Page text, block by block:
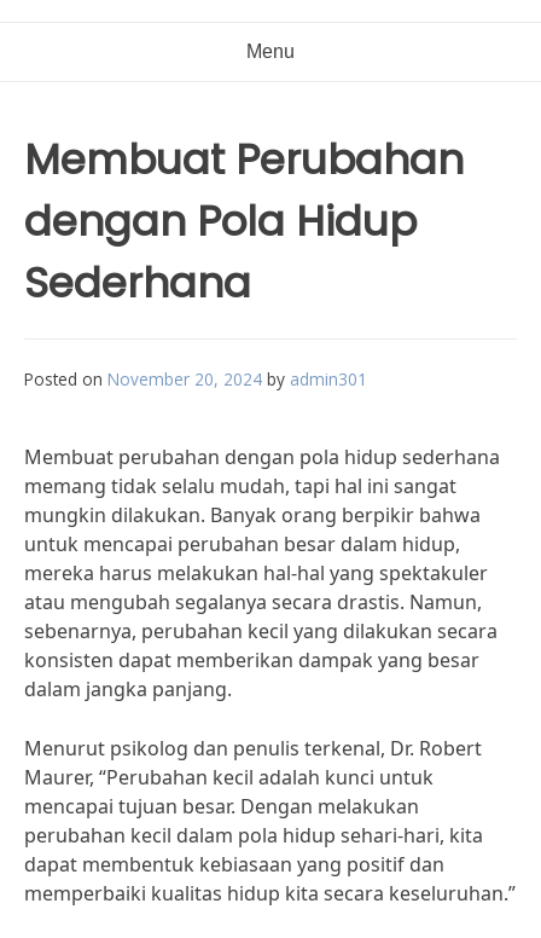
Menu
Membuat Perubahan
dengan Pola Hidup
Sederhana
Posted on November 20, 2024 by admin301
Membuat perubahan dengan pola hidup sederhana
memang tidak selalu mudah, tapi hal ini sangat
mungkin dilakukan. Banyak orang berpikir bahwa
untuk mencapai perubahan besar dalam hidup,
mereka harus melakukan hal-hal yang spektakuler
atau mengubah segalanya secara drastis. Namun,
sebenarnya, perubahan kecil yang dilakukan secara
konsisten dapat memberikan dampak yang besar
dalam jangka panjang.
Menurut psikolog dan penulis terkenal, Dr. Robert
Maurer, “Perubahan kecil adalah kunci untuk
mencapai tujuan besar. Dengan melakukan
perubahan kecil dalam pola hidup sehari-hari, kita
dapat membentuk kebiasaan yang positif dan
memperbaiki kualitas hidup kita secara keseluruhan.”